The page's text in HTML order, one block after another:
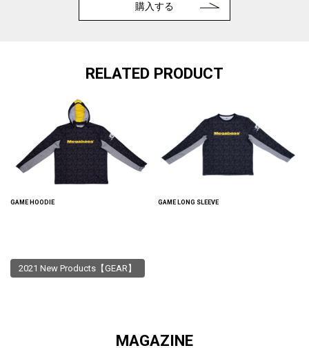
購入する
RELATED PRODUCT
GAME HOODIE GAME LONG SLEEVE
2021 New Products【GEAR】
MAGAZINE